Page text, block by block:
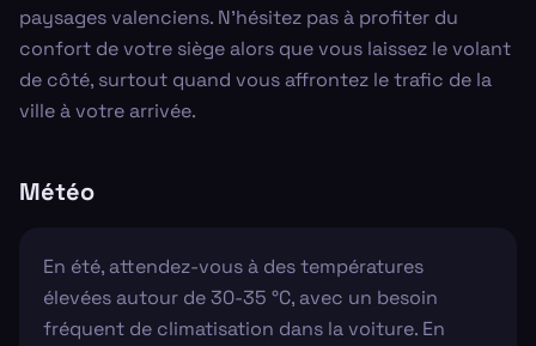
paysages valenciens. N'hésitez pas à profiter du
confort de votre siège alors que vous laissez le volant
de côté, surtout quand vous affrontez le trafic de la
ville à votre arrivée.
Météo
En été, attendez-vous à des températures
élevées autour de 30-35 °C, avec un besoin
fréquent de climatisation dans la voiture. En